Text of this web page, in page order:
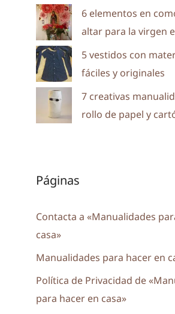
6 elementos en
altar para la virgen
5 vestidos con
fáciles y originales
7 creativas
rollo de papel y
Páginas
Contacta a «Manualidades
casa»
Manualidades para hacer en
Política de Privacidad de
para hacer en casa»